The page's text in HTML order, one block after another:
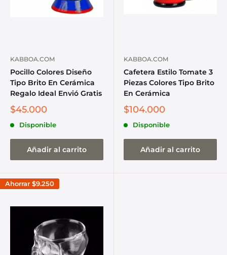
KABBOA.COM
Pocillo Colores Diseño
Tipo Brito En Cerámica
Regalo Ideal Envió Gratis
$45.000
Disponible
Añadir al carrito
KABBOA.COM
Cafetera Estilo Tomate 3
Piezas Colores Tipo Brito
En Cerámica
$104.000
Disponible
Añadir al carrito
Ahorrar $9.250